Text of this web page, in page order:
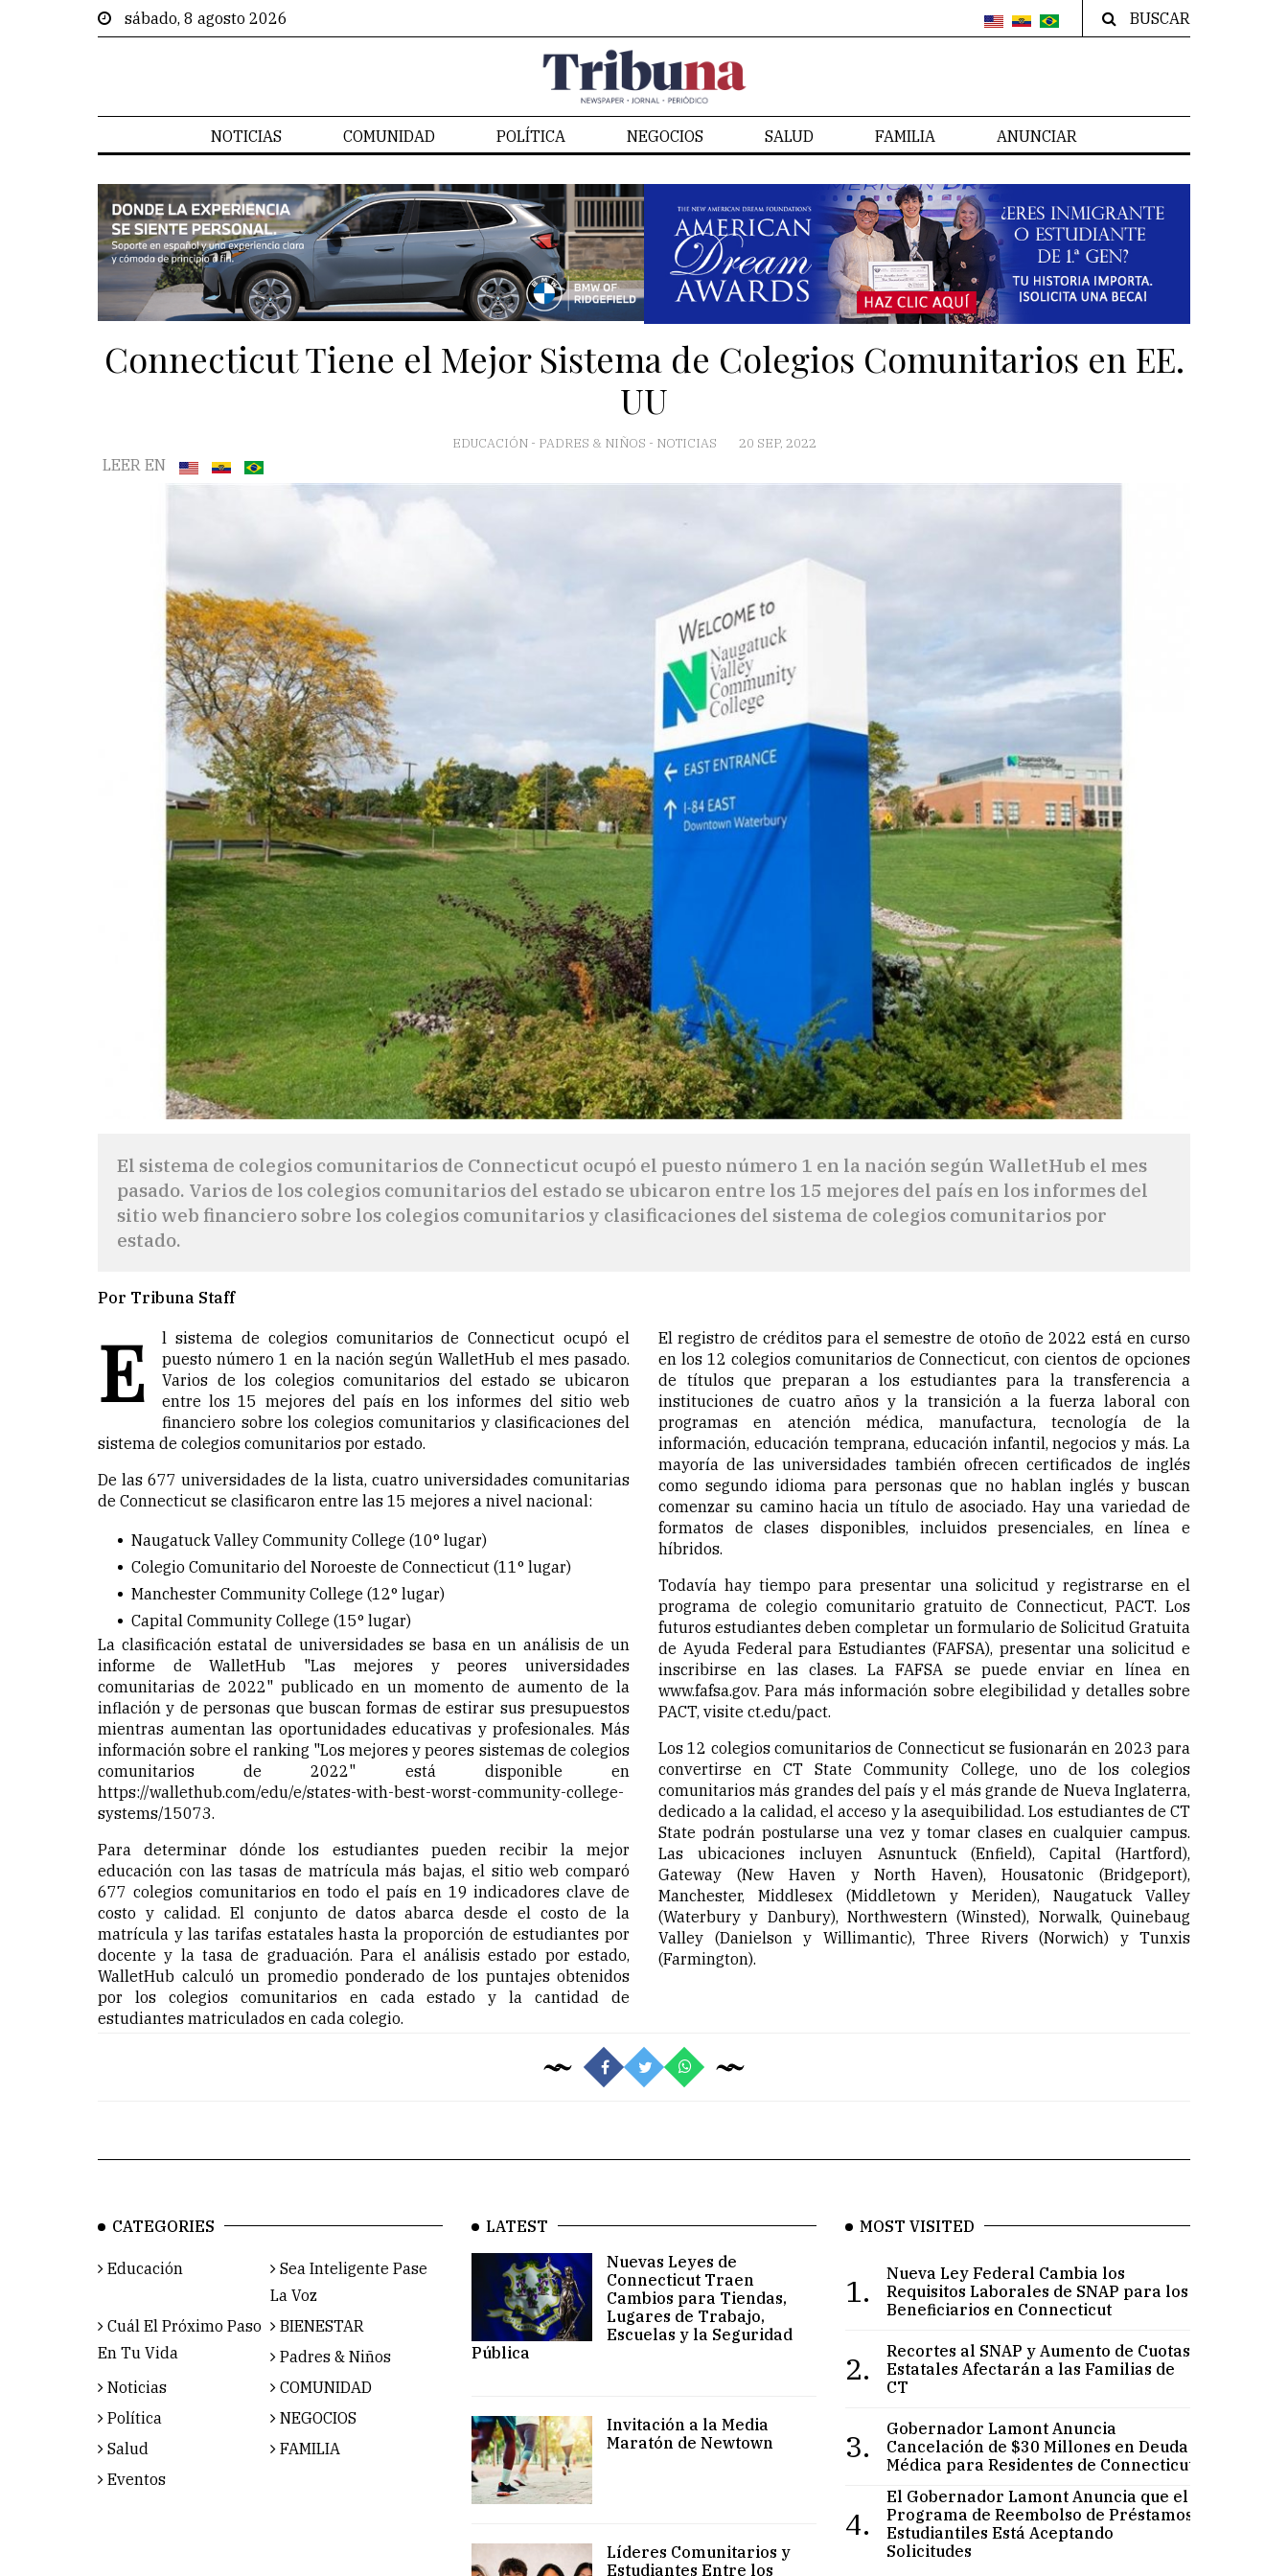
sábado, 8 agosto 2026 BUSCAR
NOTICIAS COMUNIDAD POLÍTICA NEGOCIOS SALUD FAMILIA
ANUNCIAR
Connecticut Tiene el Mejor Sistema de Colegios Comunitarios en EE.
UU
EDUCACIÓN - PADRES & NIÑOS - NOTICIAS 20 SEP, 2022
LEER EN
El sistema de colegios comunitarios de Connecticut ocupó el puesto número 1 en la nación según WalletHub el mes
pasado. Varios de los colegios comunitarios del estado se ubicaron entre los 15 mejores del país en los informes del
sitio web financiero sobre los colegios comunitarios y clasificaciones del sistema de colegios comunitarios por
estado.
Por Tribuna Staff
E
l sistema de colegios comunitarios de Connecticut ocupó el
puesto número 1 en la nación según WalletHub el mes pasado.
Varios de los colegios comunitarios del estado se ubicaron
entre los 15 mejores del país en los informes del sitio web
financiero sobre los colegios comunitarios y clasificaciones del
sistema de colegios comunitarios por estado.
De las 677 universidades de la lista, cuatro universidades comunitarias
de Connecticut se clasificaron entre las 15 mejores a nivel nacional:
Naugatuck Valley Community College (10° lugar)
Colegio Comunitario del Noroeste de Connecticut (11° lugar)
Manchester Community College (12° lugar)
Capital Community College (15° lugar)
La clasificación estatal de universidades se basa en un análisis de un
informe de WalletHub "Las mejores y peores universidades
comunitarias de 2022" publicado en un momento de aumento de la
inflación y de personas que buscan formas de estirar sus presupuestos
mientras aumentan las oportunidades educativas y profesionales. Más
información sobre el ranking "Los mejores y peores sistemas de colegios
comunitarios de 2022" está disponible en
https://wallethub.com/edu/e/states-with-best-worst-community-college-
systems/15073.
Para determinar dónde los estudiantes pueden recibir la mejor
educación con las tasas de matrícula más bajas, el sitio web comparó
677 colegios comunitarios en todo el país en 19 indicadores clave de
costo y calidad. El conjunto de datos abarca desde el costo de la
matrícula y las tarifas estatales hasta la proporción de estudiantes por
docente y la tasa de graduación. Para el análisis estado por estado,
WalletHub calculó un promedio ponderado de los puntajes obtenidos
por los colegios comunitarios en cada estado y la cantidad de
estudiantes matriculados en cada colegio.
El registro de créditos para el semestre de otoño de 2022 está en curso
en los 12 colegios comunitarios de Connecticut, con cientos de opciones
de títulos que preparan a los estudiantes para la transferencia a
instituciones de cuatro años y la transición a la fuerza laboral con
programas en atención médica, manufactura, tecnología de la
información, educación temprana, educación infantil, negocios y más. La
mayoría de las universidades también ofrecen certificados de inglés
como segundo idioma para personas que no hablan inglés y buscan
comenzar su camino hacia un título de asociado. Hay una variedad de
formatos de clases disponibles, incluidos presenciales, en línea e
híbridos.
Todavía hay tiempo para presentar una solicitud y registrarse en el
programa de colegio comunitario gratuito de Connecticut, PACT. Los
futuros estudiantes deben completar un formulario de Solicitud Gratuita
de Ayuda Federal para Estudiantes (FAFSA), presentar una solicitud e
inscribirse en las clases. La FAFSA se puede enviar en línea en
www.fafsa.gov. Para más información sobre elegibilidad y detalles sobre
PACT, visite ct.edu/pact.
Los 12 colegios comunitarios de Connecticut se fusionarán en 2023 para
convertirse en CT State Community College, uno de los colegios
comunitarios más grandes del país y el más grande de Nueva Inglaterra,
dedicado a la calidad, el acceso y la asequibilidad. Los estudiantes de CT
State podrán postularse una vez y tomar clases en cualquier campus.
Las ubicaciones incluyen Asnuntuck (Enfield), Capital (Hartford),
Gateway (New Haven y North Haven), Housatonic (Bridgeport),
Manchester, Middlesex (Middletown y Meriden), Naugatuck Valley
(Waterbury y Danbury), Northwestern (Winsted), Norwalk, Quinebaug
Valley (Danielson y Willimantic), Three Rivers (Norwich) y Tunxis
(Farmington).
CATEGORIES
Educación
Sea Inteligente Pase
La Voz
Cuál El Próximo Paso
En Tu Vida
BIENESTAR
Padres & Niños
Noticias
COMUNIDAD
Política
NEGOCIOS
Salud
FAMILIA
Eventos
LATEST
Nuevas Leyes de
Connecticut Traen
Cambios para Tiendas,
Lugares de Trabajo,
Escuelas y la Seguridad
Pública
Invitación a la Media
Maratón de Newtown
Líderes Comunitarios y
Estudiantes Entre los
MOST VISITED
1.
Nueva Ley Federal Cambia los
Requisitos Laborales de SNAP para los
Beneficiarios en Connecticut
2.
Recortes al SNAP y Aumento de Cuotas
Estatales Afectarán a las Familias de
CT
3.
Gobernador Lamont Anuncia
Cancelación de $30 Millones en Deuda
Médica para Residentes de Connecticut
4.
El Gobernador Lamont Anuncia que el
Programa de Reembolso de Préstamos
Estudiantiles Está Aceptando
Solicitudes